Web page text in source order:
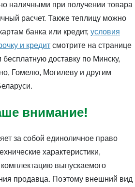
наличными при получении товара
расчет. Также теплицу можно
банка или кредит, условия
и кредит смотрите на странице
доставку по Минску,
Гомелю, Могилеву и другим
внимание!
за собой единоличное право
характеристики,
выпускаемого
продавца. Поэтому внешний вид